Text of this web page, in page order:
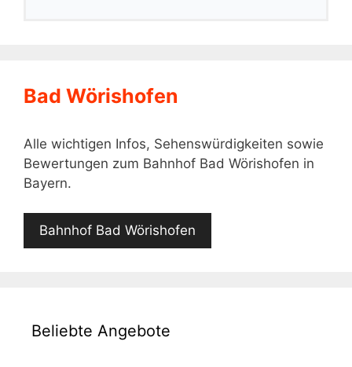
Bad Wörishofen
Alle wichtigen Infos, Sehenswürdigkeiten sowie
Bewertungen zum Bahnhof Bad Wörishofen in
Bayern.
Bahnhof Bad Wörishofen
Beliebte Angebote